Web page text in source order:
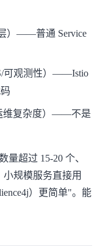
）——普通 Service
可观测性）——Istio
维复杂度）——不是
超过 15-20 个、
规模服务直接用
）更简单"。能